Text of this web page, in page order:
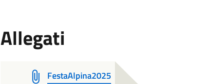
Allegati
FestaAlpina2025